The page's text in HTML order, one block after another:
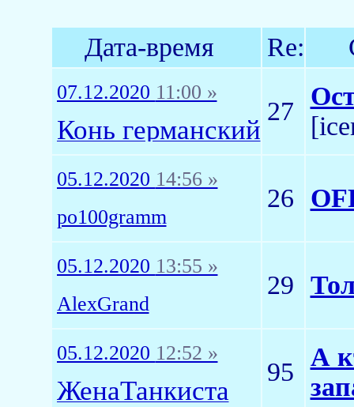
Дата-время Re:
07.12.2020 11:00 »
Конь германский
27
05.12.2020 14:56 »
po100gramm
26
05.12.2020 13:55 »
AlexGrand
29
05.12.2020 12:52 »
ЖенаТанкиста
95
А